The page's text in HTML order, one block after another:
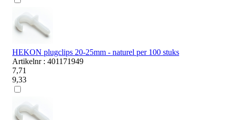
HEKON plugclips 20-25mm - naturel per 100 stuks
Artikelnr : 401171949
7,71
9,33